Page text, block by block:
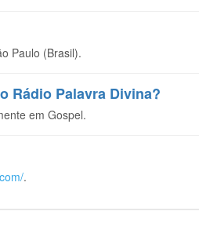
Paulo (Brasil).
Rádio Palavra Divina?
em Gospel.
.